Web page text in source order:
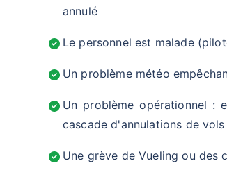
annulé
Le personnel est malade
Un problème météo
Un problème opérationnel :
cascade d'annulations de vols
Une grève de Vueling ou des